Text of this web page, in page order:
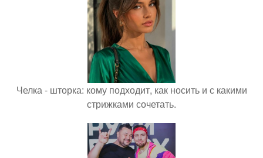
Челка - шторка: кому подходит, как носить и с какими
стрижками сочетать.